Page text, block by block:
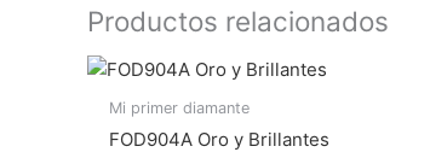
Productos relacionados
Mi primer diamante
FOD904A Oro y Brillantes